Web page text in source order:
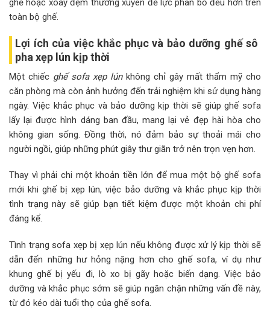
ghế hoặc xoay đệm thường xuyên để lực phân bổ đều hơn trên
toàn bộ ghế.
Lợi ích của việc khắc phục và bảo dưỡng ghế sô
pha xẹp lún kịp thời
Một chiếc ghế sofa xẹp lúnkhông chỉ gây mất thẩm mỹ cho
căn phòng mà còn ảnh hưởng đến trải nghiệm khi sử dụng hàng
ngày. Việc khắc phục và bảo dưỡng kịp thời sẽ giúp ghế sofa
lấy lại được hình dáng ban đầu, mang lại vẻ đẹp hài hòa cho
không gian sống. Đồng thời, nó đảm bảo sự thoải mái cho
người ngồi, giúp những phút giây thư giãn trở nên trọn vẹn hơn.
Thay vì phải chi một khoản tiền lớn để mua một bộ ghế sofa
mới khi ghế bị xẹp lún, việc bảo dưỡng và khắc phục kịp thời
tình trạng này sẽ giúp bạn tiết kiệm được một khoản chi phí
đáng kể.
Tình trạng sofa xẹp bị xẹp lún nếu không được xử lý kịp thời sẽ
dẫn đến những hư hỏng nặng hơn cho ghế sofa, ví dụ như
khung ghế bị yếu đi, lò xo bị gãy hoặc biến dạng. Việc bảo
dưỡng và khắc phục sớm sẽ giúp ngăn chặn những vấn đề này,
từ đó kéo dài tuổi thọ của ghế sofa.